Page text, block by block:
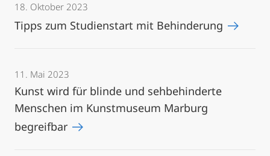
18. Oktober 2023
Tipps zum Studienstart mit Behinderung
11. Mai 2023
Kunst wird für blinde und sehbehinderte
Menschen im Kunstmuseum Marburg
begreifbar